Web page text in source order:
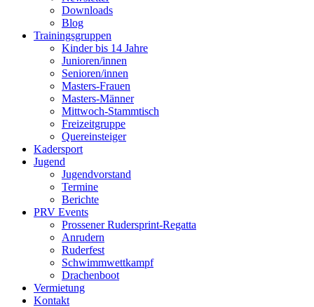
Downloads
Blog
Trainingsgruppen
Kinder bis 14 Jahre
Junioren/innen
Senioren/innen
Masters-Frauen
Masters-Männer
Mittwoch-Stammtisch
Freizeitgruppe
Quereinsteiger
Kadersport
Jugend
Jugendvorstand
Termine
Berichte
PRV Events
Prossener Rudersprint-Regatta
Anrudern
Ruderfest
Schwimmwettkampf
Drachenboot
Vermietung
Kontakt